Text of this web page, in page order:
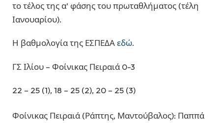
το τέλος της α’ φάσης του πρωταθλήματος (τέλη
Ιανουαρίου).
Η βαθμολογία της ΕΣΠΕΔΑεδώ.
ΓΣ Ιλίου – Φοίνικας Πειραιά 0-3
22 – 25 (1), 18 – 25 (2), 20 – 25 (3)
Φοίνικας Πειραιά (Ράπτης, Μαντούβαλος): Παππά